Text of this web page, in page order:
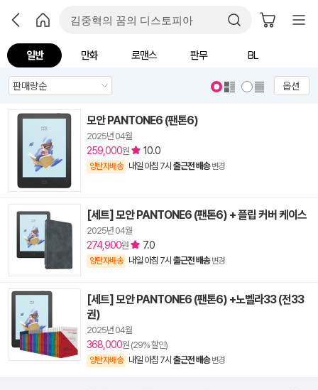
일반 만화 로맨스 판무 BL
옵션
모안 PANTONE6 (팬톤6)
2025년 04월
259,000원 10.0
양탄자배송 내일 아침 7시 출근전 배송 변경
[세트] 모안 PANTONE6 (팬톤6) + 플립 커버 케이스
2025년 04월
274,900원 7.0
양탄자배송 내일 아침 7시 출근전 배송 변경
[세트] 모안 PANTONE6 (팬톤6) +노벨라33 (전33
권)
2025년 04월
368,000원 (29% 할인)
양탄자배송 내일 아침 7시 출근전 배송 변경